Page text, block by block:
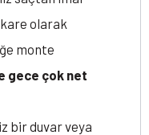
olarak
monte
gece çok net
bir duvar veya